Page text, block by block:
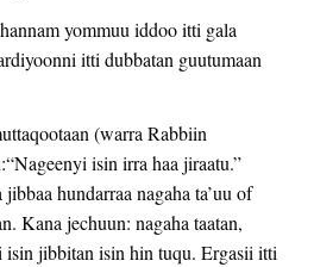
yommuu iddoo itti gala
itti dubbatan guutumaan
(warra Rabbiin
isin irra haa jiraatu.”
hundarraa nagaha ta’uu of
Kana jechuun: nagaha taatan,
isin jibbitan isin hin tuqu. Ergasii itti